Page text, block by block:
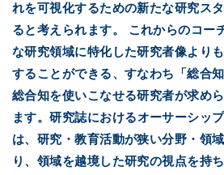
れを可視化するための新たな研究ス
ると考えられます。
これからのコー
な研究領域に特化した研究者像より
することができる、すなわち「総合
総合知を使いこなせる研究者が求め
ます。研究誌におけるオーサーシッ
は、研究・教育活動が狭い分野・領
り、領域を越境した研究の視点を持